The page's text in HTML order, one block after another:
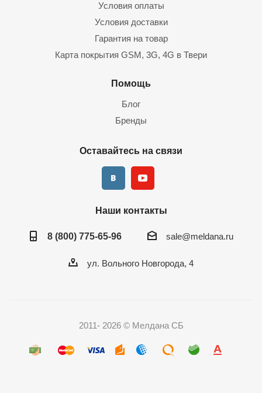
Условия оплаты
Условия доставки
Гарантия на товар
Карта покрытия GSM, 3G, 4G в Твери
Помощь
Блог
Бренды
Оставайтесь на связи
Наши контакты
8 (800) 775-65-96 sale@meldana.ru
ул. Вольного Новгорода, 4
2011- 2026 © Мелдана СБ